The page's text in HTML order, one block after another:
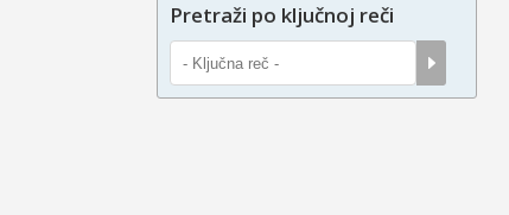
Pretraži po ključnoj reči